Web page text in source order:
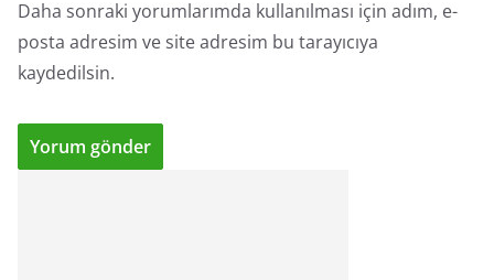
Daha sonraki yorumlarımda kullanılması için adım, e-
posta adresim ve site adresim bu tarayıcıya
kaydedilsin.